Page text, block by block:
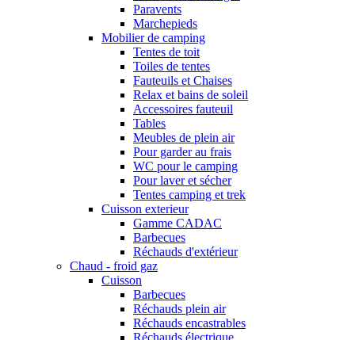
Paravents
Marchepieds
Mobilier de camping
Tentes de toit
Toiles de tentes
Fauteuils et Chaises
Relax et bains de soleil
Accessoires fauteuil
Tables
Meubles de plein air
Pour garder au frais
WC pour le camping
Pour laver et sécher
Tentes camping et trek
Cuisson exterieur
Gamme CADAC
Barbecues
Réchauds d'extérieur
Chaud - froid gaz
Cuisson
Barbecues
Réchauds plein air
Réchauds encastrables
Réchauds électrique